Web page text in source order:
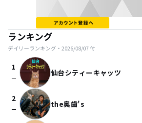
ランキング
デイリーランキング・ 2026/08/07付
1
check_indeterminate_small 仙台シティーキャッツ
2
check_indeterminate_small the奥歯's